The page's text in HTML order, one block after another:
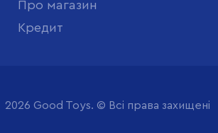
Про магазин
Кредит
2026 Good Toys. © Всі права захищені